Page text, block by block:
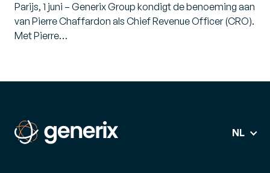
Parijs, 1 juni – Generix Group kondigt de benoeming aan
van Pierre Chaffardon als Chief Revenue Officer (CRO).
Met Pierre…
NL